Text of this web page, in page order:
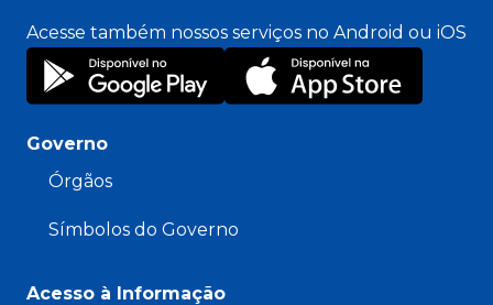
Acesse também nossos serviços no Android ou iOS
Governo
Órgãos
Símbolos do Governo
Acesso à Informação